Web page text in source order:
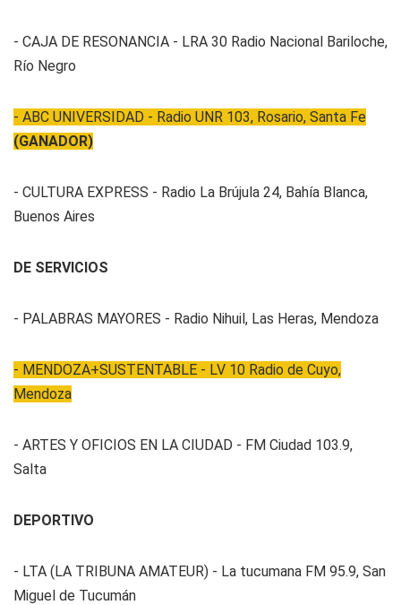
- CAJA DE RESONANCIA - LRA 30 Radio Nacional Bariloche,
Río Negro
- ABC UNIVERSIDAD - Radio UNR 103, Rosario, Santa Fe
(GANADOR)
- CULTURA EXPRESS - Radio La Brújula 24, Bahía Blanca,
Buenos Aires
DE SERVICIOS
- PALABRAS MAYORES - Radio Nihuil, Las Heras, Mendoza
- MENDOZA+SUSTENTABLE - LV 10 Radio de Cuyo,
Mendoza
- ARTES Y OFICIOS EN LA CIUDAD - FM Ciudad 103.9,
Salta
DEPORTIVO
- LTA (LA TRIBUNA AMATEUR) - La tucumana FM 95.9, San
Miguel de Tucumán